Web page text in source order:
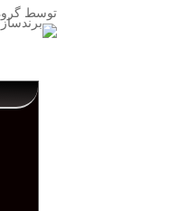
توسطگروه